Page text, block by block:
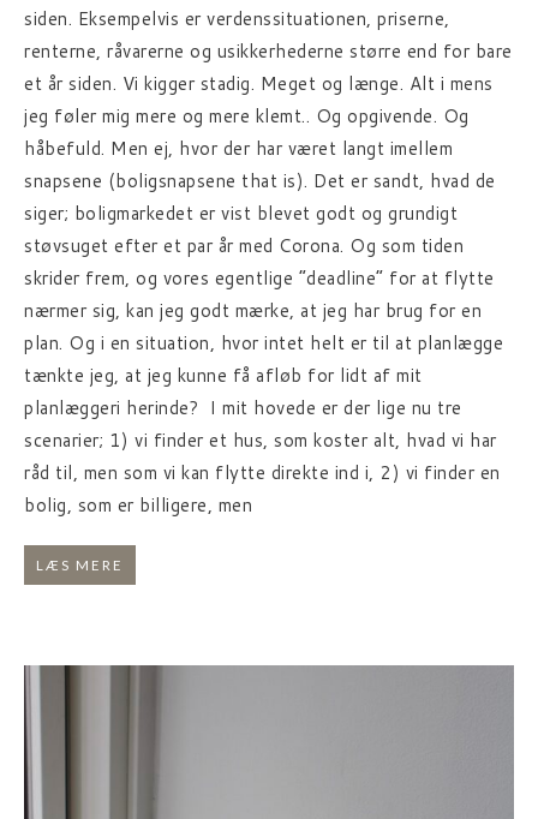
siden. Eksempelvis er verdenssituationen, priserne,
renterne, råvarerne og usikkerhederne større end for bare
et år siden. Vi kigger stadig. Meget og længe. Alt i mens
jeg føler mig mere og mere klemt.. Og opgivende. Og
håbefuld. Men ej, hvor der har været langt imellem
snapsene (boligsnapsene that is). Det er sandt, hvad de
siger; boligmarkedet er vist blevet godt og grundigt
støvsuget efter et par år med Corona. Og som tiden
skrider frem, og vores egentlige “deadline” for at flytte
nærmer sig, kan jeg godt mærke, at jeg har brug for en
plan. Og i en situation, hvor intet helt er til at planlægge
tænkte jeg, at jeg kunne få afløb for lidt af mit
planlæggeri herinde? I mit hovede er der lige nu tre
scenarier; 1) vi finder et hus, som koster alt, hvad vi har
råd til, men som vi kan flytte direkte ind i, 2) vi finder en
bolig, som er billigere, men
LÆS MERE